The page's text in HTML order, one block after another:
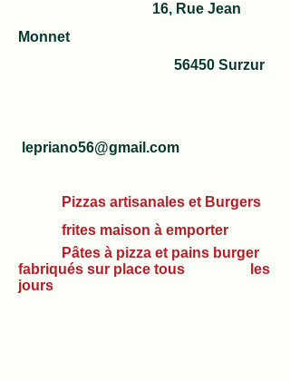
16, Rue Jean
Monnet
56450 Surzur
lepriano56@gmail.com
​ Pizzas artisanales et Burgers
frites maison à emporter
Pâtes à pizza et pains burger
fabriqués sur place tous les
jours